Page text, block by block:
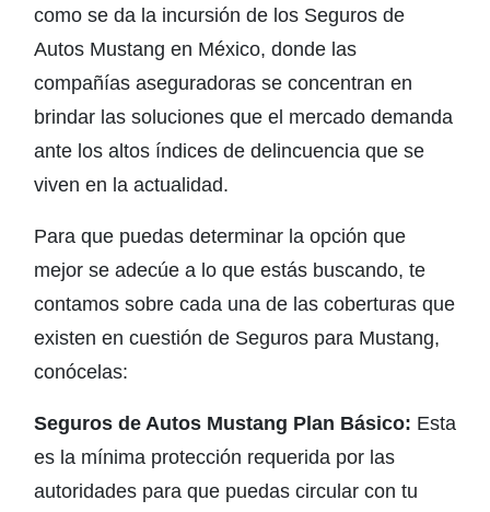
como se da la incursión de los Seguros de
Autos Mustang en México, donde las
compañías aseguradoras se concentran en
brindar las soluciones que el mercado demanda
ante los altos índices de delincuencia que se
viven en la actualidad.
Para que puedas determinar la opción que
mejor se adecúe a lo que estás buscando, te
contamos sobre cada una de las coberturas que
existen en cuestión de Seguros para Mustang,
conócelas:
Seguros de Autos Mustang Plan Básico: Esta
es la mínima protección requerida por las
autoridades para que puedas circular con tu